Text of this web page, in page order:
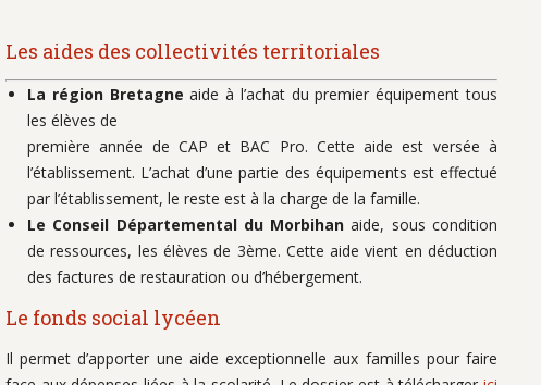
Les aides des collectivités territoriales
La région Bretagne aide à l’achat du premier équipement tous
les élèves de
première année de CAP et BAC Pro. Cette aide est versée à
l’établissement. L’achat d’une partie des équipements est effectué
par l’établissement, le reste est à la charge de la famille.
Le Conseil Départemental du Morbihan aide, sous condition
de ressources, les élèves de 3ème. Cette aide vient en déduction
des factures de restauration ou d’hébergement.
Le fonds social lycéen
Il permet d’apporter une aide exceptionnelle aux familles pour faire